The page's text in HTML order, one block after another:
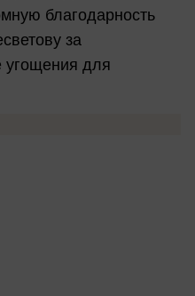
благодарность
за
угощения для